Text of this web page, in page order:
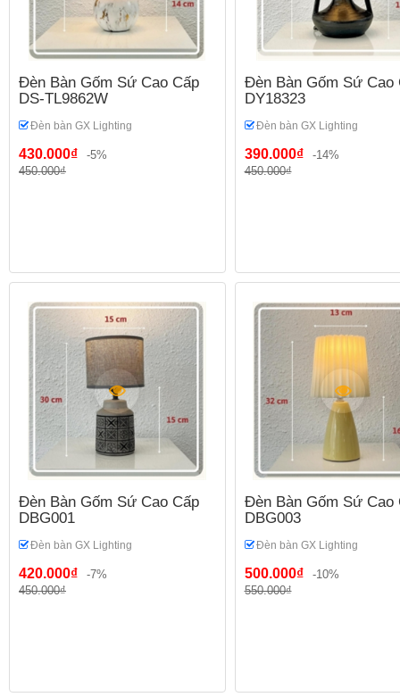
Đèn Bàn Gốm Sứ Cao Cấp
DS-TL9862W
Đèn bàn GX Lighting
430.000₫
-5%
450.000₫
Đèn Bàn Gốm Sứ Cao
DY18323
Đèn bàn GX Lighting
390.000₫
-14%
450.000₫
Đèn Bàn Gốm Sứ Cao Cấp
DBG001
Đèn bàn GX Lighting
420.000₫
-7%
450.000₫
Đèn Bàn Gốm Sứ Cao
DBG003
Đèn bàn GX Lighting
500.000₫
-10%
550.000₫